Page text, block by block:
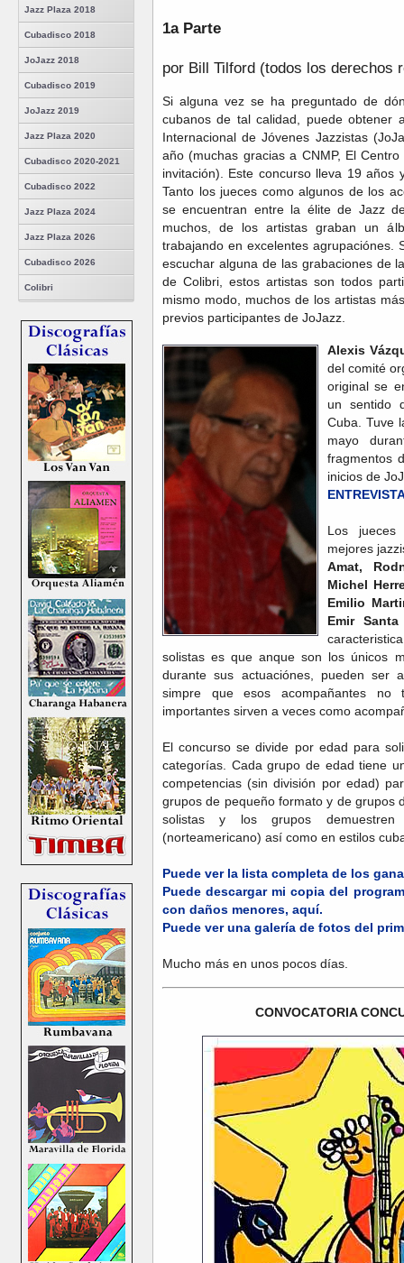
Jazz Plaza 2018
Cubadisco 2018
JoJazz 2018
Cubadisco 2019
JoJazz 2019
Jazz Plaza 2020
Cubadisco 2020-2021
Cubadisco 2022
Jazz Plaza 2024
Jazz Plaza 2026
Cubadisco 2026
Colibri
1a Parte
por Bill Tilford (todos los derechos
Si alguna vez se ha preguntado de
cubanos de tal calidad, puede obtener
Internacional de Jóvenes Jazzistas
año (muchas gracias a CNMP, El
invitación). Este concurso lleva 19
Tanto los jueces como algunos de los
se encuentran entre la élite de Jazz
muchos, de los artistas graban un
trabajando en excelentes agrupaciónes.
escuchar alguna de las grabaciones de
de Colibri, estos artistas son todos
mismo modo, muchos de los artistas
previos participantes de JoJazz.
Alexis
del comité
original se
un sentido
Cuba. Tuve
mayo
fragmentos
inicios de
Los jueces
mejores
Amat,
Michel
Emilio
Emir
solistas es que anque son los únicos
durante sus actuaciónes, pueden ser
simpre que esos acompañantes no
importantes sirven a veces como
El concurso se divide por edad para
categorías. Cada grupo de edad tiene
competencias (sin división por edad)
grupos de pequeño formato y de grupos
solistas y los grupos
(norteamericano) así como en estilos
Puede ver la lista completa de los
Puede descargar mi copia del
con daños menores, aquí.
Puede ver una galería de fotos del
Mucho más en unos pocos días.
CONVOCATORIA